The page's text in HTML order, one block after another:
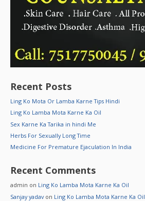
Recent Posts
Ling Ko Mota Or Lamba Karne Tips Hindi
Ling Ko Lamba Mota Karne Ka Oil
Sex Karne Ka Tarika in hindi Me
Herbs For Sexually Long Time
Medicine For Premature Ejaculation In India
Recent Comments
admin on Ling Ko Lamba Mota Karne Ka Oil
Sanjay yadavon Ling Ko Lamba Mota Karne Ka Oil